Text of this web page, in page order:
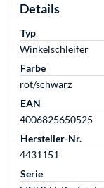
Details
Typ
Winkelschleifer
Farbe
rot/schwarz
EAN
4006825650525
Hersteller-Nr.
4431151
Serie